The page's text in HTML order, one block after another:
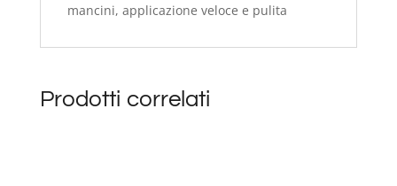
mancini, applicazione veloce e pulita
Prodotti correlati